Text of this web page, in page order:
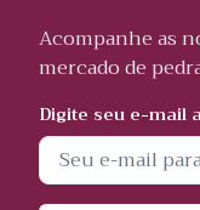
Acompanhe as
mercado de
Digite seu e-mail